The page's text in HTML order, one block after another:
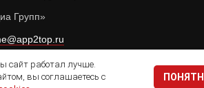
Групп»
сайт работал лучше.
вы соглашаетесь с